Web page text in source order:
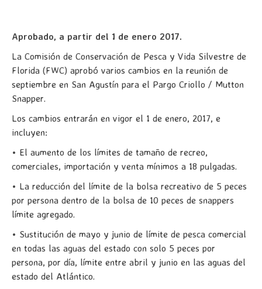
Aprobado, a partir del 1 de enero 2017.
La Comisión de Conservación de Pesca y Vida Silvestre de
Florida (FWC) aprobó varios cambios en la reunión de
septiembre en San Agustín para el Pargo Criollo / Mutton
Snapper.
Los cambios entrarán en vigor el 1 de enero, 2017, e
incluyen:
• El aumento de los límites de tamaño de recreo,
comerciales, importación y venta mínimos a 18 pulgadas.
• La reducción del límite de la bolsa recreativo de 5 peces
por persona dentro de la bolsa de 10 peces de snappers
límite agregado.
• Sustitución de mayo y junio de límite de pesca comercial
en todas las aguas del estado con solo 5 peces por
persona, por día, límite entre abril y junio en las aguas del
estado del Atlántico.